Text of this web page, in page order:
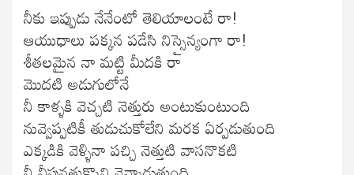
నీకు ఇప్పుడు నేనేంటో తెలియాలంటే రా!
ఆయుధాలు పక్కన పడేసి నిస్సైన్యంగా రా!
శీతలమైన నా మట్టి మీదకి రా
మొదటి అడుగులోనే
నీ కాళ్ళకి వెచ్చటి నెత్తురు అంటుకుంటుంది
నువ్వెప్పటికీ తుడుచుకోలేని మరక ఏర్పడుతుంది
ఎక్కడికి వెళ్ళినా పచ్చి నెత్తుటి వాసనొకటి